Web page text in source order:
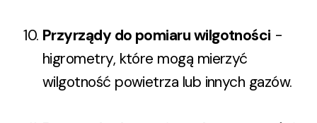
Przyrządy do pomiaru wilgotności -
higrometry, które mogą mierzyć
wilgotność powietrza lub innych gazów.